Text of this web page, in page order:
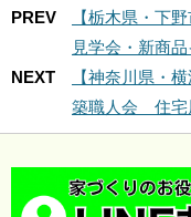
PREV
【栃木県・下
見学会・新商
NEXT
【神奈川県・
築職人会 住宅